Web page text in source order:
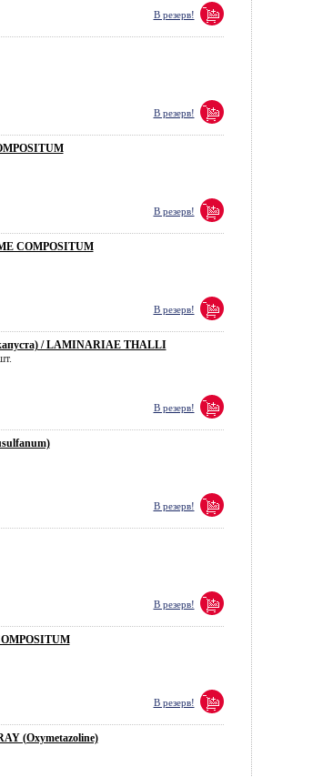
В резерв!
В резерв!
В резерв!
COMPOSITUM
В резерв!
/ LAMINARIAE THALLI
В резерв!
В резерв!
В резерв!
В резерв!
(Oxymetazoline)